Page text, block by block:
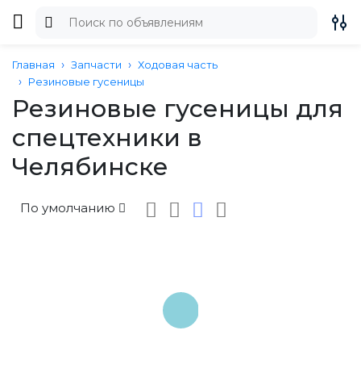
Главная Запчасти
Ходовая часть
Резиновые гусеницы
Резиновые гусеницы для
спецтехники в
Челябинске
По умолчанию